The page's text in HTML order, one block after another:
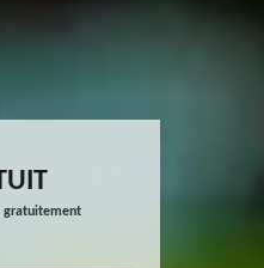
gratuitement